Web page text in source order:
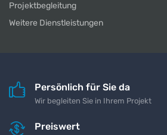
Projektbegleitung
Weitere Dienstleistungen
Persönlich für Sie da
Wir begleiten Sie in Ihrem Projekt
Preiswert